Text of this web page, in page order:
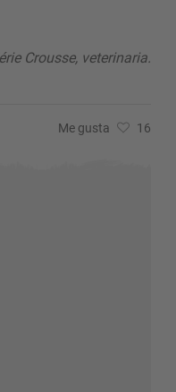
Crousse, veterinaria.
Me gusta 16